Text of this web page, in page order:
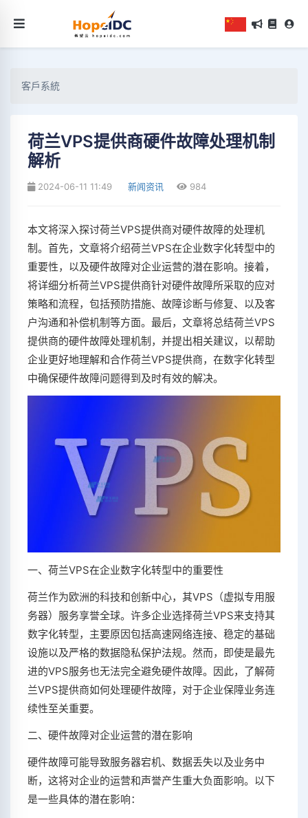
客戶系統
荷兰VPS提供商硬件故障处理机制
解析
2024-06-11 11:49 新闻资讯 984
本文将深入探讨荷兰VPS提供商对硬件故障的处理机
制。首先，文章将介绍荷兰VPS在企业数字化转型中的
重要性，以及硬件故障对企业运营的潜在影响。接着，
将详细分析荷兰VPS提供商针对硬件故障所采取的应对
策略和流程，包括预防措施、故障诊断与修复、以及客
户沟通和补偿机制等方面。最后，文章将总结荷兰VPS
提供商的硬件故障处理机制，并提出相关建议，以帮助
企业更好地理解和合作荷兰VPS提供商，在数字化转型
中确保硬件故障问题得到及时有效的解决。
一、荷兰VPS在企业数字化转型中的重要性
荷兰作为欧洲的科技和创新中心，其VPS（虚拟专用服
务器）服务享誉全球。许多企业选择荷兰VPS来支持其
数字化转型，主要原因包括高速网络连接、稳定的基础
设施以及严格的数据隐私保护法规。然而，即使是最先
进的VPS服务也无法完全避免硬件故障。因此，了解荷
兰VPS提供商如何处理硬件故障，对于企业保障业务连
续性至关重要。
二、硬件故障对企业运营的潜在影响
硬件故障可能导致服务器宕机、数据丢失以及业务中
断，这将对企业的运营和声誉产生重大负面影响。以下
是一些具体的潜在影响：